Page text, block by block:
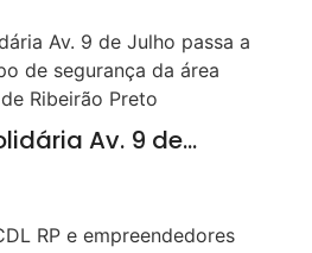
Av. 9 de…